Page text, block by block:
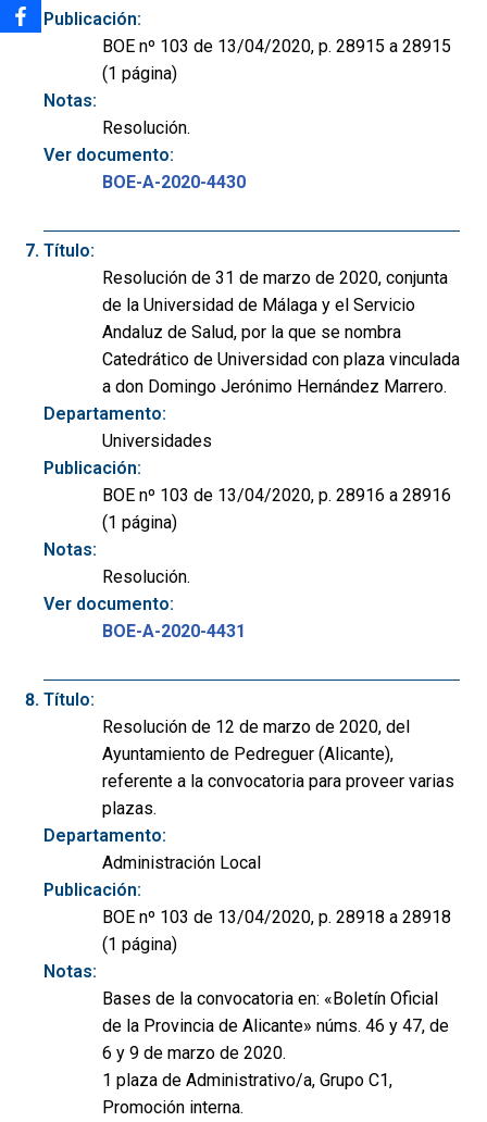
Publicación:
BOE nº 103 de 13/04/2020, p. 28915 a 28915
(1 página)
Notas:
Resolución.
Ver documento:
BOE-A-2020-4430
Título:
Resolución de 31 de marzo de 2020, conjunta
de la Universidad de Málaga y el Servicio
Andaluz de Salud, por la que se nombra
Catedrático de Universidad con plaza vinculada
a don Domingo Jerónimo Hernández Marrero.
Departamento:
Universidades
Publicación:
BOE nº 103 de 13/04/2020, p. 28916 a 28916
(1 página)
Notas:
Resolución.
Ver documento:
BOE-A-2020-4431
Título:
Resolución de 12 de marzo de 2020, del
Ayuntamiento de Pedreguer (Alicante),
referente a la convocatoria para proveer varias
plazas.
Departamento:
Administración Local
Publicación:
BOE nº 103 de 13/04/2020, p. 28918 a 28918
(1 página)
Notas:
Bases de la convocatoria en: «Boletín Oficial
de la Provincia de Alicante» núms. 46 y 47, de
6 y 9 de marzo de 2020.
1 plaza de Administrativo/a, Grupo C1,
Promoción interna.